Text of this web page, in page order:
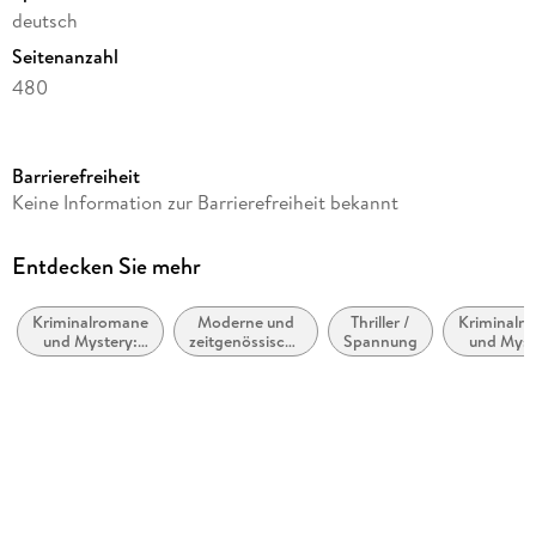
deutsch
Seitenanzahl
480
Reihe
Autor/Autorin
Verlag/Hersteller
Piper ebooks
Barrierefreiheit
Keine Information zur Barrierefreiheit bekannt
Entdecken Sie mehr
Kriminalromane
und Mystery:
Cosy Mystery
Moderne und
zeitgenössische
Belletristik:
Thriller /
Spannung
und